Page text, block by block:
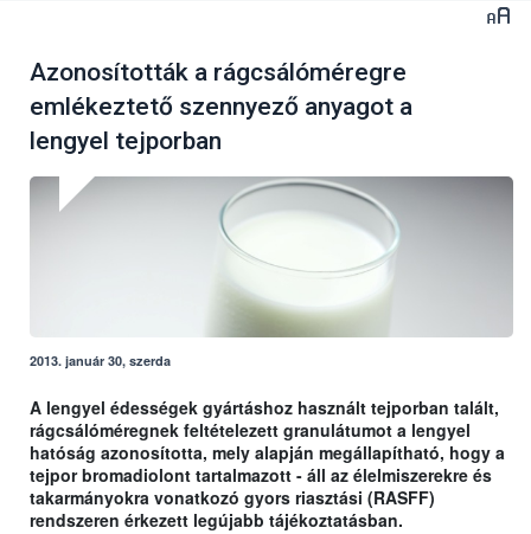
Azonosították a rágcsálóméregre
emlékeztető szennyező anyagot a
lengyel tejporban
2013. január 30, szerda
A lengyel édességek gyártáshoz használt tejporban talált,
rágcsálóméregnek feltételezett granulátumot a lengyel
hatóság azonosította, mely alapján megállapítható, hogy a
tejpor bromadiolont tartalmazott - áll az élelmiszerekre és
takarmányokra vonatkozó gyors riasztási (RASFF)
rendszeren érkezett legújabb tájékoztatásban.